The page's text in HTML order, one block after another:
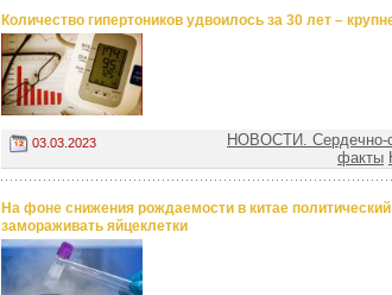
Количество гипертоников удвоилось за 30 лет –
03.03.2023 НОВОСТИ. Сердечно-
факты
На фоне снижения рождаемости в китае
замораживать яйцеклетки